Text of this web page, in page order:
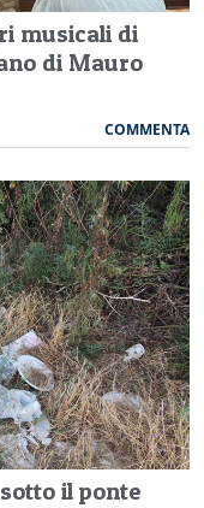
musicali di
di Mauro
COMMENTA
il ponte